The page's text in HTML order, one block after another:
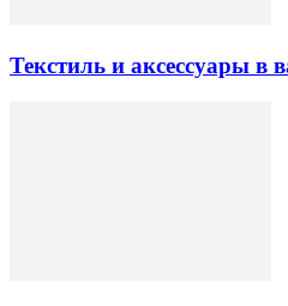
Текстиль и аксессуары в